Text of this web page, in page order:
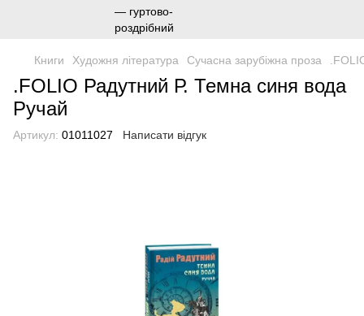
Книги Художня література Сучасна зарубіжна проза
.FOLIO Радутний Р. Темна синя вода
Ручай
Артикул: 01011027 Написати відгук